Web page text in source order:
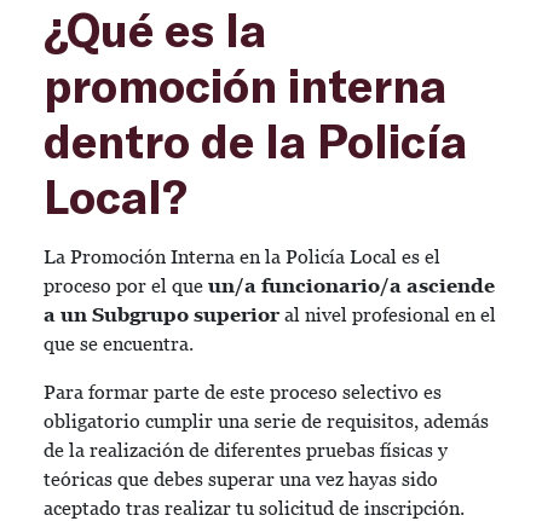
¿Qué es la
promoción interna
dentro de la Policía
Local?
La Promoción Interna en la Policía Local es el
proceso por el que un/a funcionario/a asciende
a un Subgrupo superior al nivel profesional en el
que se encuentra.
Para formar parte de este proceso selectivo es
obligatorio cumplir una serie de requisitos, además
de la realización de diferentes pruebas físicas y
teóricas que debes superar una vez hayas sido
aceptado tras realizar tu solicitud de inscripción.